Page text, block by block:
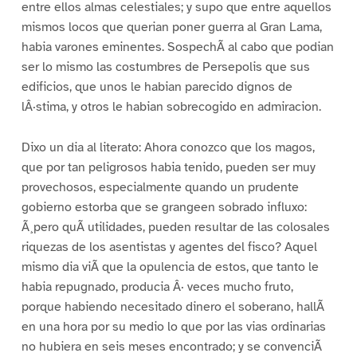
entre ellos almas celestiales; y supo que entre aquellos
mismos locos que querian poner guerra al Gran Lama,
habia varones eminentes. SospechÃ al cabo que podian
ser lo mismo las costumbres de Persepolis que sus
edificios, que unos le habian parecido dignos de
lÂ·stima, y otros le habian sobrecogido en admiracion.
Dixo un dia al literato: Ahora conozco que los magos,
que por tan peligrosos habia tenido, pueden ser muy
provechosos, especialmente quando un prudente
gobierno estorba que se grangeen sobrado influxo:
Ã¸pero quÃ utilidades, pueden resultar de las colosales
riquezas de los asentistas y agentes del fisco? Aquel
mismo dia viÃ que la opulencia de estos, que tanto le
habia repugnado, producia Â· veces mucho fruto,
porque habiendo necesitado dinero el soberano, hallÃ
en una hora por su medio lo que por las vias ordinarias
no hubiera en seis meses encontrado; y se convenciÃ